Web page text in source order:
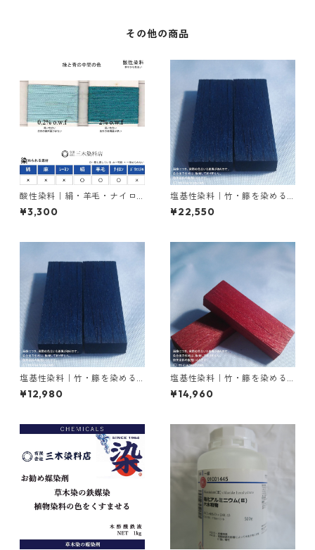
その他の商品
酸性染料｜絹・羊毛・ナイロ
ンを染める｜100g｜カヤノー
ルミーリンググリンGW（緑と
¥3,300
塩基性染料｜竹・籐を染める
｜1kg｜塩基性ブラック（黒色
系）
¥22,550
塩基性染料｜竹・籐を染める
｜500g｜塩基性ブラック（黒
色系）
¥12,980
塩基性染料｜竹・籐を染める
｜1kg｜M.Bビスマークブロン
Ｂ（茶色）
¥14,960